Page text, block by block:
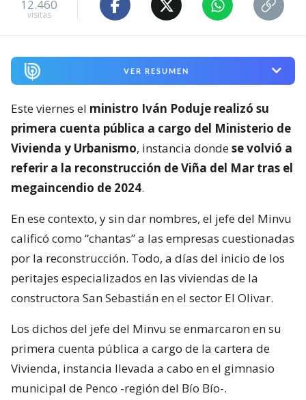
12.460
visitas
VER RESUMEN
Este viernes el ministro Iván Poduje realizó su
primera cuenta pública a cargo del Ministerio de
Vivienda y Urbanismo, instancia dondese volvió a
referir a la reconstrucción de Viña del Mar tras el
megaincendio de 2024.
En ese contexto, y sin dar nombres, el jefe del Minvu
calificó como “chantas” a las empresas cuestionadas
por la reconstrucción. Todo, a días del inicio de los
peritajes especializados en las viviendas de la
constructora San Sebastián en el sector El Olivar.
Los dichos del jefe del Minvu se enmarcaron en su
primera cuenta pública a cargo de la cartera de
Vivienda, instancia llevada a cabo en el gimnasio
municipal de Penco -región del Bío Bío-.